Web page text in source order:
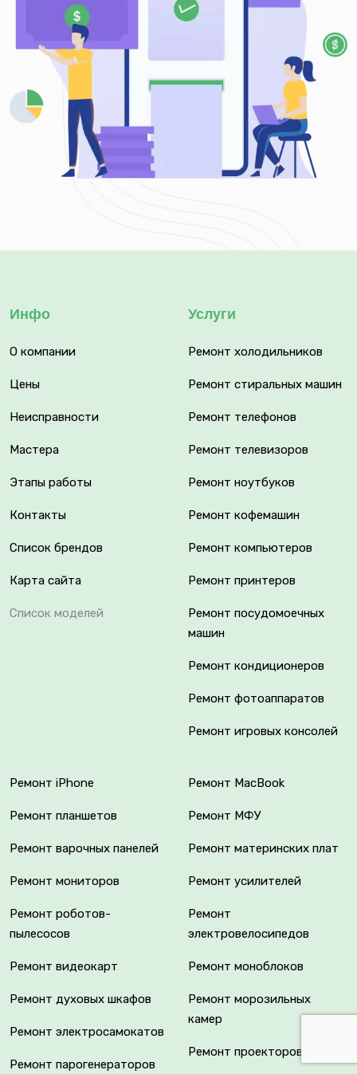
Инфо
О компании
Цены
Неисправности
Мастера
Этапы работы
Контакты
Список брендов
Карта сайта
Список моделей
Услуги
Ремонт холодильников
Ремонт стиральных машин
Ремонт телефонов
Ремонт телевизоров
Ремонт ноутбуков
Ремонт кофемашин
Ремонт компьютеров
Ремонт принтеров
Ремонт посудомоечных
машин
Ремонт кондиционеров
Ремонт фотоаппаратов
Ремонт игровых консолей
Ремонт iPhone
Ремонт планшетов
Ремонт варочных панелей
Ремонт мониторов
Ремонт роботов-
пылесосов
Ремонт видеокарт
Ремонт духовых шкафов
Ремонт электросамокатов
Ремонт парогенераторов
Ремонт MacBook
Ремонт МФУ
Ремонт материнских плат
Ремонт усилителей
Ремонт
электровелосипедов
Ремонт моноблоков
Ремонт морозильных
камер
Ремонт проекторов